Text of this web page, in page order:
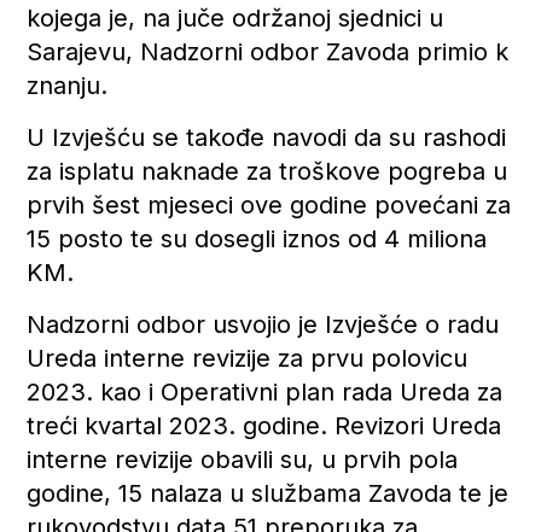
kojega je, na juče održanoj sjednici u
Sarajevu, Nadzorni odbor Zavoda primio k
znanju.
U Izvješću se takođe navodi da su rashodi
za isplatu naknade za troškove pogreba u
prvih šest mjeseci ove godine povećani za
15 posto te su dosegli iznos od 4 miliona
KM.
Nadzorni odbor usvojio je Izvješće o radu
Ureda interne revizije za prvu polovicu
2023. kao i Operativni plan rada Ureda za
treći kvartal 2023. godine. Revizori Ureda
interne revizije obavili su, u prvih pola
godine, 15 nalaza u službama Zavoda te je